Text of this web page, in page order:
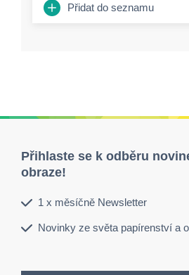
Přidat do seznamu
Přihlaste se k odběru
obraze!
1 x měsíčně Newsletter
Novinky ze světa papírenství a